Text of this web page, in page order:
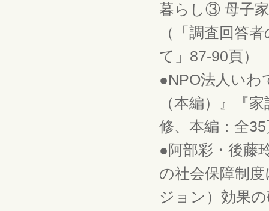
暮らし③ 母子
（「調査回答
て」87-90頁）
●NPO法人いわ
（本編）』『
修、本編：全
●阿部彩・後藤
の社会保障制
ジョン）効果